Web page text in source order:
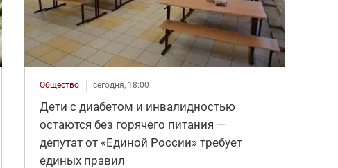
Общество сегодня, 18:00
Дети с диабетом и инвалидностью
остаются без горячего питания —
депутат от «Единой России» требует
единых правил